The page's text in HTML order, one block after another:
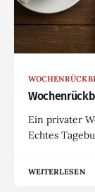
Ein privater
Echtes
WEITERLESEN